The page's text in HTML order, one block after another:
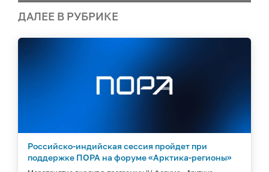
ДАЛЕЕ В РУБРИКЕ
Российско-индийская сессия пройдет при
поддержке ПОРА на форуме «Арктика-регионы»